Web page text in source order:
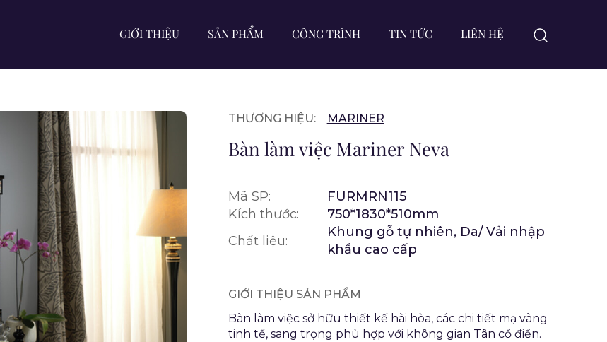
GIỚI THIỆU SẢN PHẨM CÔNG TRÌNH TIN TỨC LIÊN HỆ
THƯƠNG HIỆU: MARINER
Bàn làm việc Mariner Neva
Mã SP:
FURMRN115
Kích thước:
750*1830*510mm
Chất liệu:
Khung gỗ tự nhiên, Da/ Vải nhập
khẩu cao cấp
GIỚI THIỆU SẢN PHẨM
Bàn làm việc sở hữu thiết kế hài hòa, các chi tiết mạ vàng
tinh tế, sang trọng phù hợp với không gian Tân cổ điển.